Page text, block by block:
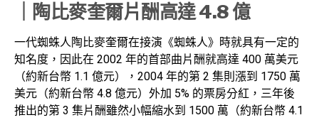
｜陶比麥奎爾片酬高達 4.8 億
一代蜘蛛人陶比麥奎爾在接演《蜘蛛人》時就具有一定的
知名度，因此在 2002 年的首部曲片酬就高達 400 萬美元
（約新台幣 1.1 億元），2004 年的第 2 集則漲到 1750 萬
美元（約新台幣 4.8 億元）外加 5% 的票房分紅，三年後
推出的第 3 集片酬雖然小幅縮水到 1500 萬（約新台幣 4.1